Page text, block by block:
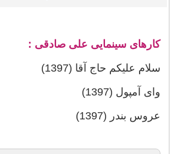
کارهای سینمایی علی صادقی :
سلام علیکم حاج آقا (1397)
وای آمپول (1397)
عروس بندر (1397)